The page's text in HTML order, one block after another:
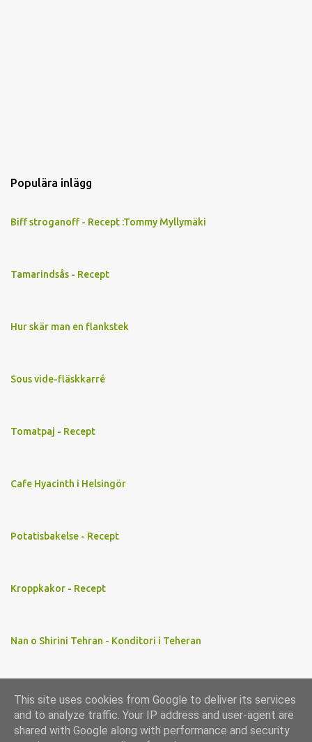
Populära inlägg
Biff stroganoff - Recept :Tommy Myllymäki
Tamarindsås - Recept
Hur skär man en flankstek
Sous vide-fläskkarré
Tomatpaj - Recept
Cafe Hyacinth i Helsingör
Potatisbakelse - Recept
Kroppkakor - Recept
Nan o Shirini Tehran - Konditori i Teheran
Använder Blogger
This site uses cookies from Google to deliver its services
and to analyze traffic. Your IP address and user-agent are
shared with Google along with performance and security